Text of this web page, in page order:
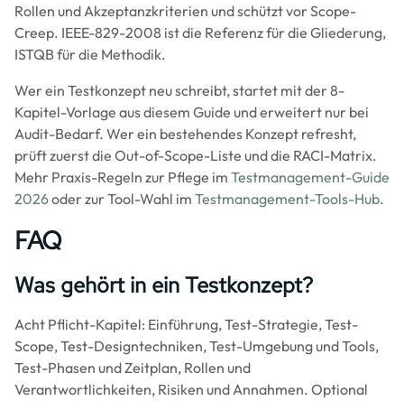
Rollen und Akzeptanzkriterien und schützt vor Scope-
Creep. IEEE-829-2008 ist die Referenz für die Gliederung,
ISTQB für die Methodik.
Wer ein Testkonzept neu schreibt, startet mit der 8-
Kapitel-Vorlage aus diesem Guide und erweitert nur bei
Audit-Bedarf. Wer ein bestehendes Konzept refresht,
prüft zuerst die Out-of-Scope-Liste und die RACI-Matrix.
Mehr Praxis-Regeln zur Pflege im Testmanagement-Guide
2026oder zur Tool-Wahl im Testmanagement-Tools-Hub.
FAQ
Was gehört in ein Testkonzept?
Acht Pflicht-Kapitel: Einführung, Test-Strategie, Test-
Scope, Test-Designtechniken, Test-Umgebung und Tools,
Test-Phasen und Zeitplan, Rollen und
Verantwortlichkeiten, Risiken und Annahmen. Optional